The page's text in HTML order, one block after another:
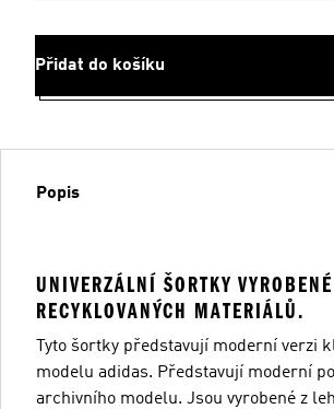
Přidat do košíku
Popis
UNIVERZÁLNÍ ŠORTKY
RECYKLOVANÝCH MATERIÁLŮ.
Tyto šortky představují moderní verzi
modelu adidas. Představují moderní
archivního modelu. Jsou vyrobené z